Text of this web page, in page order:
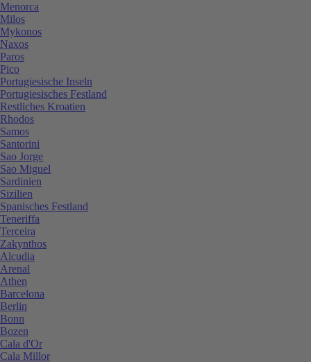
Menorca
Milos
Mykonos
Naxos
Paros
Pico
Portugiesische Inseln
Portugiesisches Festland
Restliches Kroatien
Rhodos
Samos
Santorini
Sao Jorge
Sao Miguel
Sardinien
Sizilien
Spanisches Festland
Teneriffa
Terceira
Zakynthos
Alcudia
Arenal
Athen
Barcelona
Berlin
Bonn
Bozen
Cala d'Or
Cala Millor